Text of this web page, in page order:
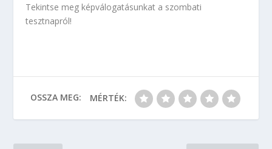
Tekintse meg képválogatásunkat a szombati
tesztnapról!
OSSZA MEG: MÉRTÉK: